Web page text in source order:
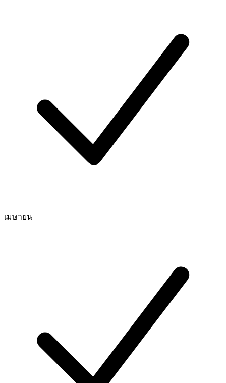
เมษายน